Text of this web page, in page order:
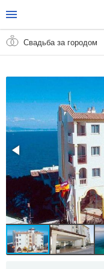
Свадьба за городом